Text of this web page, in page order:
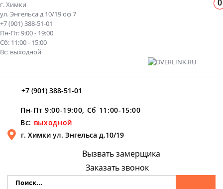
г. Химки
ул. Энгельса д 10/19 оф 7
+7 (901) 388-51-01
Пн-Пт: 9:00 - 19:00
Сб: 11:00 - 15:00
Вс: выходной
+7 (901) 388-51-01
Пн-Пт 9:00-19:00, Сб 11:00-15:00
Вс: выходной
г. Химки ул. Энгельса д.10/19
Вызвать замерщика
Заказать звонок
0